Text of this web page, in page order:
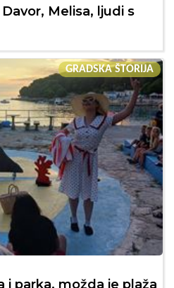
Melisa, ljudi s
GRADSKA ŠTORIJA
i parka, možda je plaža